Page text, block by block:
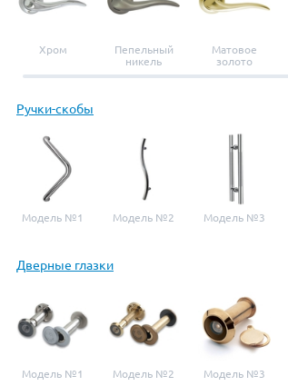
Хром
Пепельный
никель
Матовое
золото
Ручки-скобы
Модель №1 Модель №2 Модель №3
Дверные глазки
Модель №1 Модель №2 Модель №3